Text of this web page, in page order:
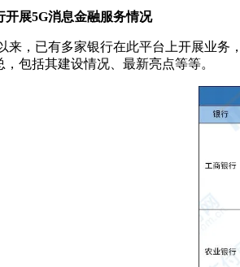
开展5G消息金融服务情况
来，已有多家银行在此平台上开展业
包括其建设情况、最新亮点等等。